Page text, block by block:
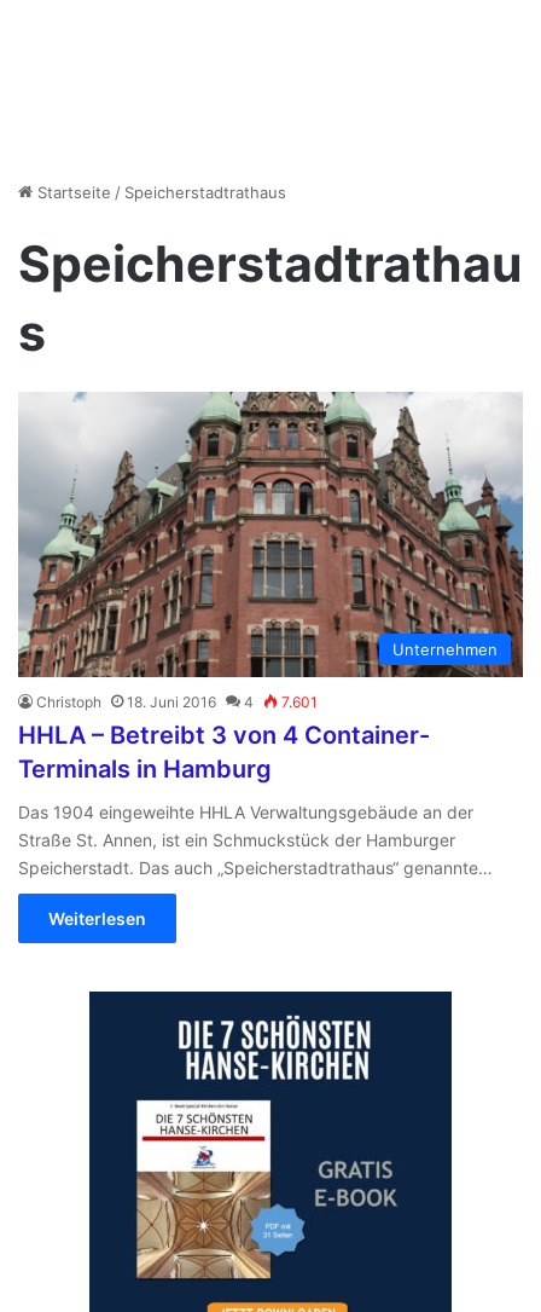
Startseite / Speicherstadtrathaus
Speicherstadtrathau
s
Unternehmen
Christoph 18. Juni 2016 4 7.601
HHLA – Betreibt 3 von 4 Container-
Terminals in Hamburg
Das 1904 eingeweihte HHLA Verwaltungsgebäude an der
Straße St. Annen, ist ein Schmuckstück der Hamburger
Speicherstadt. Das auch „Speicherstadtrathaus“ genannte…
Weiterlesen